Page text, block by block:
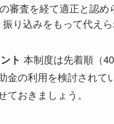
審査を経て適正と認
り込みをもって代えら
ト 本制度は先着順（
金の利用を検討され
おきましょう。